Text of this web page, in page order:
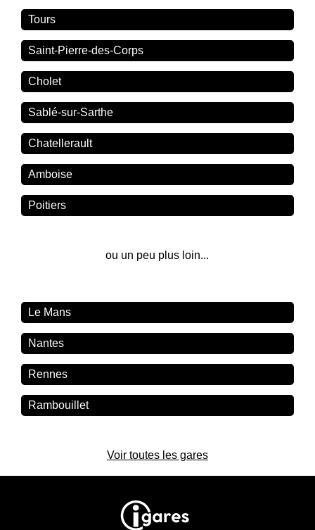
Tours
Saint-Pierre-des-Corps
Cholet
Sablé-sur-Sarthe
Chatellerault
Amboise
Poitiers
ou un peu plus loin...
Le Mans
Nantes
Rennes
Rambouillet
Voir toutes les gares